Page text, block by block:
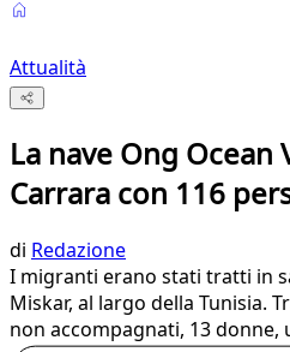
Attualità
La nave Ong Ocean
Carrara con 116
di Redazione
I migranti erano stati tratti in
Miskar, al largo della Tunisia.
non accompagnati, 13